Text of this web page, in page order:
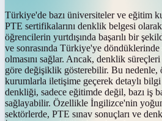
Türkiye'de bazı üniversiteler ve eğitim
PTE sertifikalarını denklik belgesi
öğrencilerin yurtdışında başarılı bir
ve sonrasında Türkiye'ye döndüklerinde
olmasını sağlar. Ancak, denklik
göre değişiklik gösterebilir. Bu
kurumlarla iletişime geçerek detaylı
denkliği, sadece eğitimde değil, bazı iş
sağlayabilir. Özellikle İngilizce'nin
sektörlerde, PTE sınav sonuçları ve